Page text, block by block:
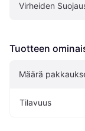
Virheiden
Tuotteen
Määrä
Tilavuus